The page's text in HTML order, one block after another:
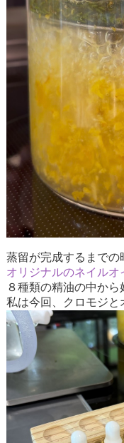
蒸留が完成するまでの
オリジナルのネイルオ
８種類の精油の中から
私は今回、クロモジと